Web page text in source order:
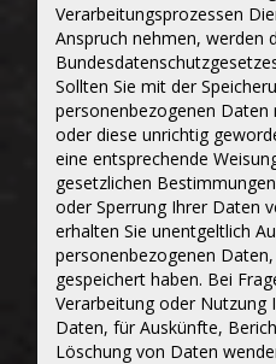
Verarbeitungsprozessen
Anspruch nehmen, werden
Sollten Sie mit der
personenbezogenen
oder diese unrichtig
eine entsprechende
gesetzlichen
oder Sperrung Ihrer Daten
erhalten Sie unentgeltlich
personenbezogenen
gespeichert haben. Bei
Verarbeitung oder Nutzung
Daten, für Auskünfte,
Löschung von Daten